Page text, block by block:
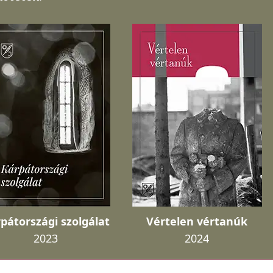
szolgálat
2023
Vértelen vértanúk
2024